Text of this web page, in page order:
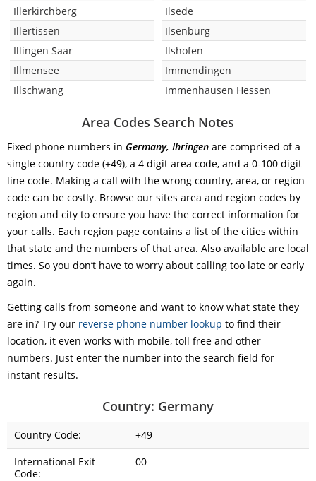
Illerkirchberg
Illertissen
Illingen Saar
Illmensee
Illschwang
Ilsede
Ilsenburg
Ilshofen
Immendingen
Immenhausen Hessen
Area Codes Search Notes
Fixed phone numbers in Germany, Ihringen are comprised of a
single country code (+49), a 4 digit area code, and a 0-100 digit
line code. Making a call with the wrong country, area, or region
code can be costly. Browse our sites area and region codes by
region and city to ensure you have the correct information for
your calls. Each region page contains a list of the cities within
that state and the numbers of that area. Also available are local
times. So you don’t have to worry about calling too late or early
again.
Getting calls from someone and want to know what state they
are in? Try our reverse phone number lookup to find their
location, it even works with mobile, toll free and other
numbers. Just enter the number into the search field for
instant results.
Country: Germany
Country Code:
+49
International Exit
Code:
00